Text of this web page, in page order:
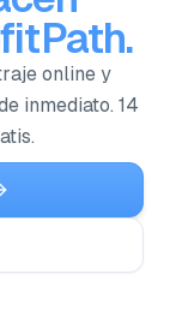
online y
inmediato. 14